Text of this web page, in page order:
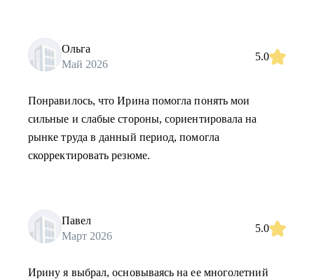
Ольга
Май 2026
5.0
Понравилось, что Ирина помогла понять мои
сильные и слабые стороны, сориентировала на
рынке труда в данный период, помогла
скорректировать резюме.
Павел
Март 2026
5.0
Ирину я выбрал, основываясь на ее многолетний